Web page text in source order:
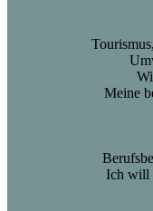
Meine
Ich will